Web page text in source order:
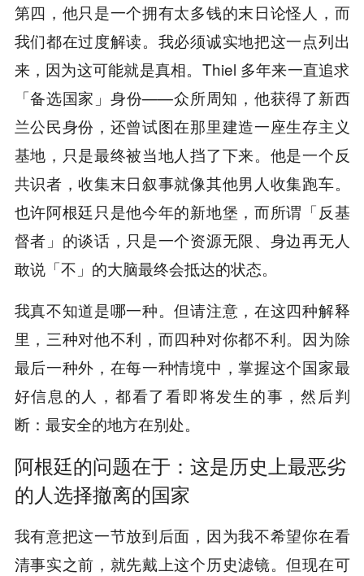
第四，他只是一个拥有太多钱的末日论怪人，而
我们都在过度解读。我必须诚实地把这一点列出
来，因为这可能就是真相。Thiel 多年来一直追求
「备选国家」身份——众所周知，他获得了新西
兰公民身份，还曾试图在那里建造一座生存主义
基地，只是最终被当地人挡了下来。他是一个反
共识者，收集末日叙事就像其他男人收集跑车。
也许阿根廷只是他今年的新地堡，而所谓「反基
督者」的谈话，只是一个资源无限、身边再无人
敢说「不」的大脑最终会抵达的状态。
我真不知道是哪一种。但请注意，在这四种解释
里，三种对他不利，而四种对你都不利。因为除
最后一种外，在每一种情境中，掌握这个国家最
好信息的人，都看了看即将发生的事，然后判
断：最安全的地方在别处。
阿根廷的问题在于：这是历史上最恶劣
的人选择撤离的国家
我有意把这一节放到后面，因为我不希望你在看
清事实之前，就先戴上这个历史滤镜。但现在可